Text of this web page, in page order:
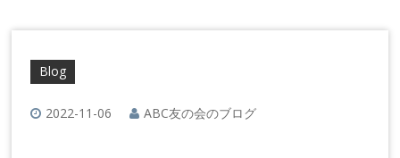
Blog
2022-11-06 ABC友の会のブログ